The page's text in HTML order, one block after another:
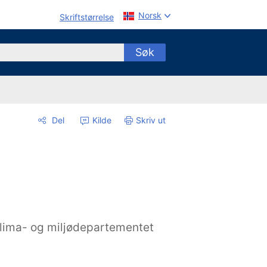
Skriftstørrelse Norsk
Søk
Del Kilde Skriv ut
og miljødepartementet